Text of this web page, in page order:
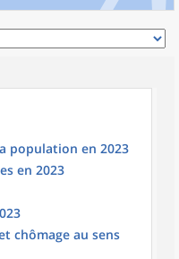
population en 2023
en 2023
chômage au sens